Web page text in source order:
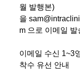
월 발행본)
을
m 으로 이메일 발
이메일 수신 1~3
착수 유선 안내